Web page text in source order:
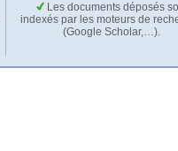
Les documents déposés
indexés par les moteurs de
(Google Scholar,…).